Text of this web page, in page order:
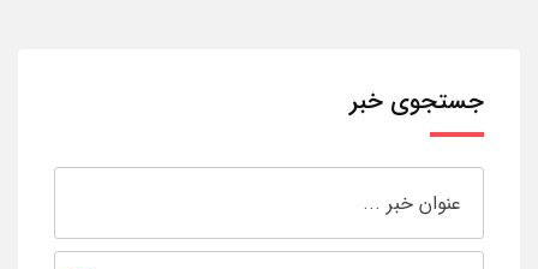
جستجوی خبر